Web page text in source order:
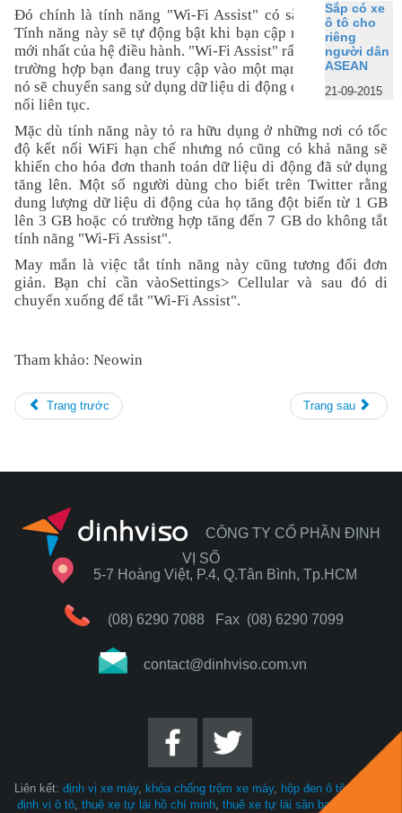
Đó chính là tính năng "Wi-Fi Assist" có sẵn trongiOS 9.
Tính năng này sẽ tự động bật khi bạn cập nhật phiên bản
mới nhất của hệ điều hành. "Wi-Fi Assist" rất hữu ích trong
trường hợp bạn đang truy cập vào một mạng WiFi yếu vì
nó sẽ chuyển sang sử dụng dữ liệu di động để đảm bảo kết
nối liên tục.
Mặc dù tính năng này tỏ ra hữu dụng ở những nơi có tốc
độ kết nối WiFi hạn chế nhưng nó cũng có khả năng sẽ
khiến cho hóa đơn thanh toán dữ liệu di động đã sử dụng
tăng lên. Một số người dùng cho biết trên Twitter rằng
dung lượng dữ liệu di động của họ tăng đột biến từ 1 GB
lên 3 GB hoặc có trường hợp tăng đến 7 GB do không tắt
tính năng "Wi-Fi Assist".
May mắn là việc tắt tính năng này cũng tương đối đơn
giản. Bạn chỉ cần vàoSettings> Cellular và sau đó di
chuyển xuống để tắt "Wi-Fi Assist".
Tham khảo: Neowin
Trang trước Trang sau
Sắp có xe
ô tô cho
riêng
người dân
ASEAN
21-09-2015
CÔNG TY CỔ PHẦN ĐỊNH
VỊ SỐ
5-7 Hoàng Việt, P.4, Q.Tân Bình, Tp.HCM
(08) 6290 7088 Fax (08) 6290 7099
contact@dinhviso.com.vn
Liên kết: định vị xe máy, khóa chống trộm xe máy, hộp đen ô tô,
định vị ô tô, thuê xe tự lái hồ chí minh, thuê xe tự lái sân bay Tân Sơn